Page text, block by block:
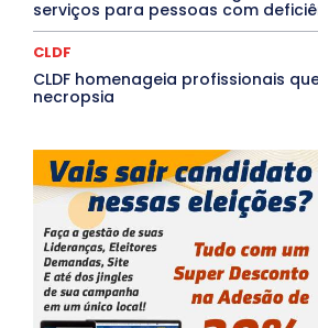
serviços para pessoas com
CLDF
CLDF homenageia profissionais
necropsia